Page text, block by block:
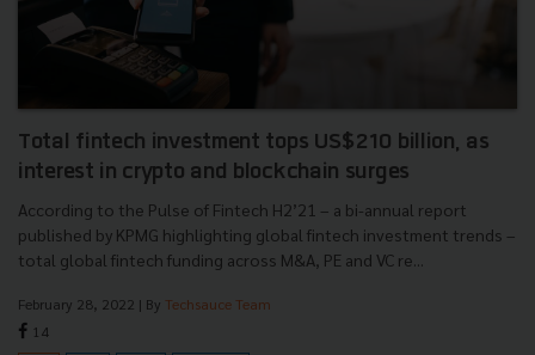
Total fintech investment tops US$210 billion, as
interest in crypto and blockchain surges
According to the Pulse of Fintech H2’21 – a bi-annual report
published by KPMG highlighting global fintech investment trends –
total global fintech funding across M&A, PE and VC re...
February 28, 2022 | By Techsauce Team
14